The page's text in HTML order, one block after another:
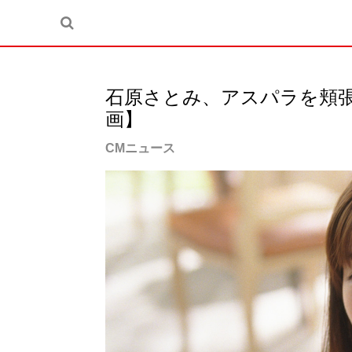
石原さとみ、アスパラを頬
画】
CMニュース